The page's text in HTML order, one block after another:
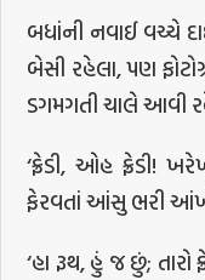
બધાંની નવાઈ વચ્ચે
બેસી રહેલા, પણ
ડગમગતી ચાલે આવી
‘ફ્રેડી, ઓહ ફ્રેડી!
ફેરવતાં આંસુ ભરી
‘હા રૂથ, હું જ છું;